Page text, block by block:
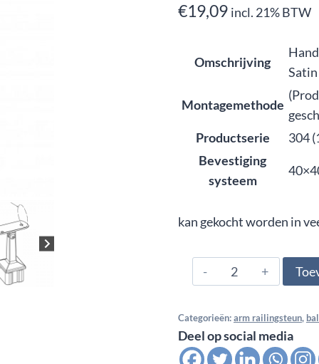
€19,09 incl. 21% BTW
Omschrijving
Montagemethode
Productserie
304
Bevestiging
systeem
kan gekocht worden in
304.420.4442,
Handrail
square,
adjustable,
Categorieën: arm railingsteun,
Deel op social media